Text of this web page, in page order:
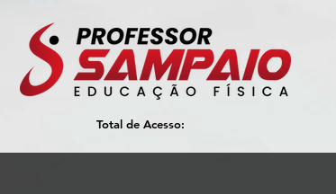
Total de Acesso: